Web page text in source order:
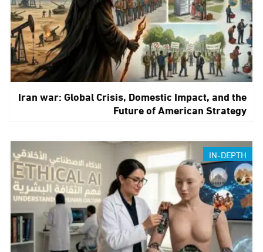
Iran war: Global Crisis, Domestic Impact, and the
Future of American Strategy
IN-DEPTH